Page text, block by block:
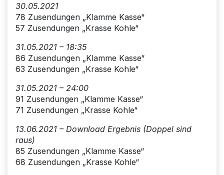
30.05.2021
78 Zusendungen „Klamme Kasse“
57 Zusendungen „Krasse Kohle“
31.05.2021 – 18:35
86 Zusendungen „Klamme Kasse“
63 Zusendungen „Krasse Kohle“
31.05.2021 – 24:00
91 Zusendungen „Klamme Kasse“
71 Zusendungen „Krasse Kohle“
13.06.2021 – Download Ergebnis (Doppel sind
raus)
85 Zusendungen „Klamme Kasse“
68 Zusendungen „Krasse Kohle“